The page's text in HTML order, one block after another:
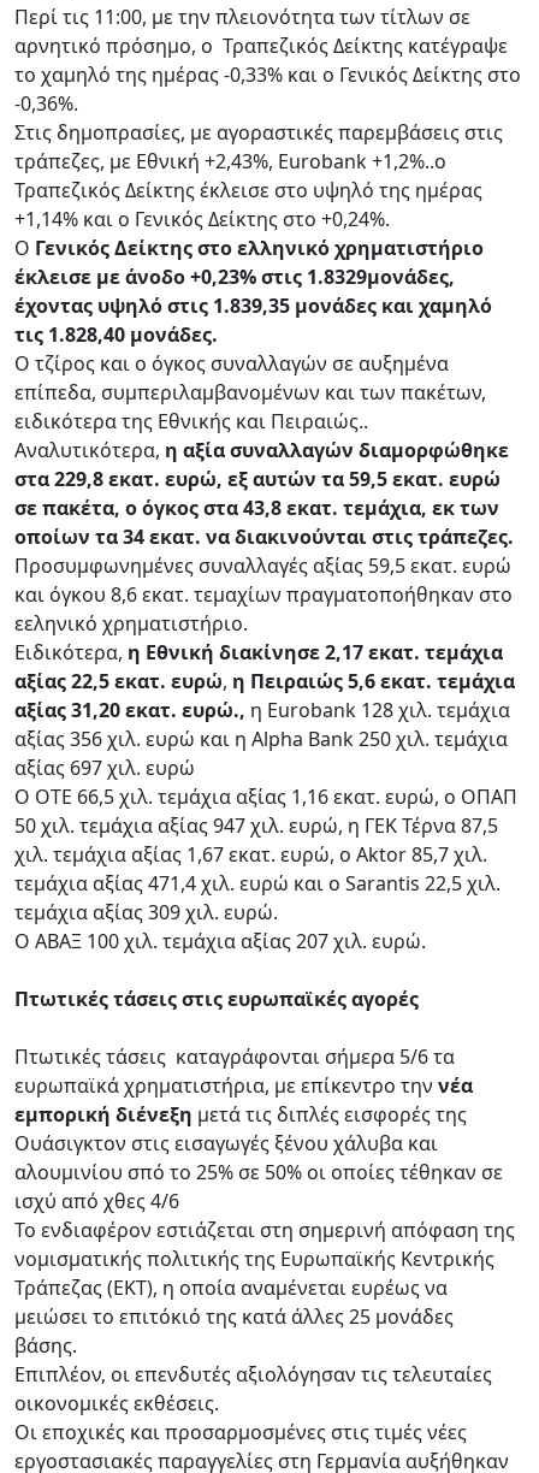
Περί τις 11:00, με την πλειονότητα των τίτλων σε
αρνητικό πρόσημο, ο Τραπεζικός Δείκτης κατέγραψε
το χαμηλό της ημέρας -0,33% και ο Γενικός Δείκτης στο
-0,36%.
Στις δημοπρασίες, με αγοραστικές παρεμβάσεις στις
τράπεζες, με Εθνική +2,43%, Eurobank +1,2%..o
Τραπεζικός Δείκτης έκλεισε στο υψηλό της ημέρας
+1,14% και ο Γενικός Δείκτης στο +0,24%.
O Γενικός Δείκτης στο ελληνικό χρηματιστήριο
έκλεισε με άνοδο +0,23% στις 1.8329μονάδες,
έχοντας υψηλό στις 1.839,35 μονάδες και χαμηλό
τις 1.828,40 μονάδες.
Ο τζίρος και ο όγκος συναλλαγών σε αυξημένα
επίπεδα, συμπεριλαμβανομένων και των πακέτων,
ειδικότερα της Εθνικής και Πειραιώς..
Αναλυτικότερα, η αξία συναλλαγών διαμορφώθηκε
στα 229,8 εκατ. ευρώ, εξ αυτών τα 59,5 εκατ. ευρώ
σε πακέτα, ο όγκος στα 43,8 εκατ. τεμάχια, εκ των
οποίων τα 34 εκατ. να διακινούνται στις τράπεζες.
Προσυμφωνημένες συναλλαγές αξίας 59,5 εκατ. ευρώ
και όγκου 8,6 εκατ. τεμαχίων πραγματοποήθηκαν στο
εεληνικό χρηματιστήριο.
Ειδικότερα, η Εθνική διακίνησε 2,17 εκατ. τεμάχια
αξίας 22,5 εκατ. ευρώ, η Πειραιώς 5,6 εκατ. τεμάχια
αξίας 31,20 εκατ. ευρώ., η Eurobank 128 χιλ. τεμάχια
αξίας 356 χιλ. ευρώ και η Alpha Bank 250 χιλ. τεμάχια
αξίας 697 χιλ. ευρώ
Ο ΟΤΕ 66,5 χιλ. τεμάχια αξίας 1,16 εκατ. ευρώ, ο ΟΠΑΠ
50 χιλ. τεμάχια αξίας 947 χιλ. ευρώ, η ΓΕΚ Τέρνα 87,5
χιλ. τεμάχια αξίας 1,67 εκατ. ευρώ, ο Aktor 85,7 χιλ.
τεμάχια αξίας 471,4 χιλ. ευρώ και ο Sarantis 22,5 χιλ.
τεμάχια αξίας 309 χιλ. ευρώ.
Ο ΑΒΑΞ 100 χιλ. τεμάχια αξίας 207 χιλ. ευρώ.
Πτωτικές τάσεις στις ευρωπαϊκές αγορές
Πτωτικές τάσεις καταγράφονται σήμερα 5/6 τα
ευρωπαϊκά χρηματιστήρια, με επίκεντρο την νέα
εμπορική διένεξη μετά τις διπλές εισφορές της
Ουάσιγκτον στις εισαγωγές ξένου χάλυβα και
αλουμινίου σπό το 25% σε 50% οι οποίες τέθηκαν σε
ισχύ από χθες 4/6
Το ενδιαφέρον εστιάζεται στη σημερινή απόφαση της
νομισματικής πολιτικής της Ευρωπαϊκής Κεντρικής
Τράπεζας (ΕΚΤ), η οποία αναμένεται ευρέως να
μειώσει το επιτόκιό της κατά άλλες 25 μονάδες
βάσης.
Επιπλέον, οι επενδυτές αξιολόγησαν τις τελευταίες
οικονομικές εκθέσεις.
Οι εποχικές και προσαρμοσμένες στις τιμές νέες
εργοστασιακές παραγγελίες στη Γερμανία αυξήθηκαν